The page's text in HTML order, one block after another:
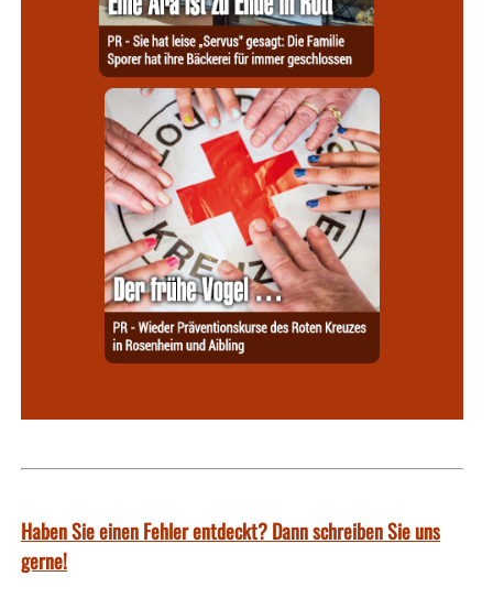
Haben Sie einen Fehler entdeckt? Dann schreiben Sie uns
gerne!